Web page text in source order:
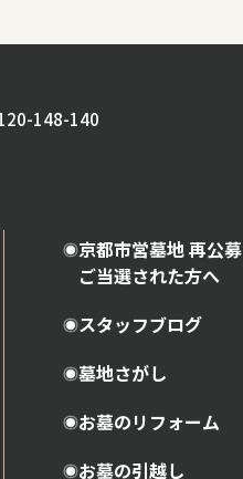
148-140
京都市営墓地 再公募
ご当選された方へ
スタッフブログ
墓地さがし
お墓のリフォーム
お墓の引越し